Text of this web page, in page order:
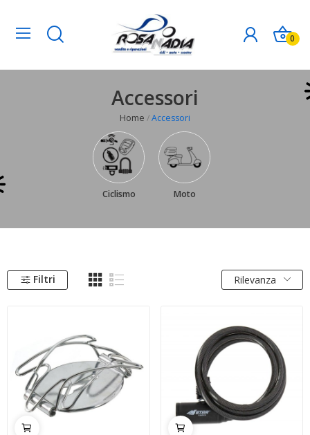
0
Accessori
Home Accessori
Ciclismo Moto
Filtri Rilevanza